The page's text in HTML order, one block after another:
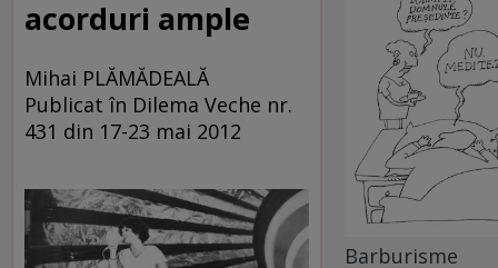
acorduri ample
Mihai PLĂMĂDEALĂ
Publicat în Dilema Veche nr.
431 din 17-23 mai 2012
Barburisme